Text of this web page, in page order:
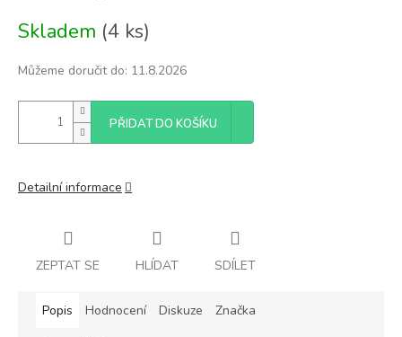
Skladem (4 ks)
Můžeme doručit do: 11.8.2026
PŘIDAT DO KOŠÍKU
Detailní informace
ZEPTAT SE HLÍDAT SDÍLET
Popis Hodnocení Diskuze Značka